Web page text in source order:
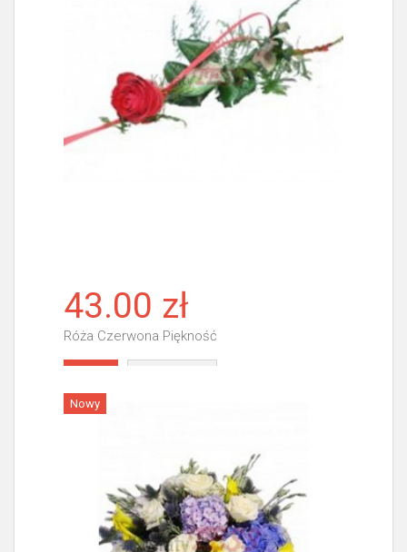
43.00 zł
Róża Czerwona Piękność
Nowy